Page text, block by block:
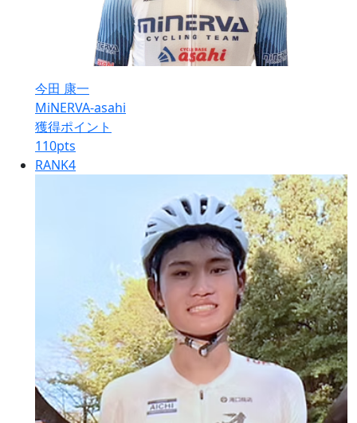
今田 康一
MiNERVA-asahi
獲得ポイント
110pts
RANK4